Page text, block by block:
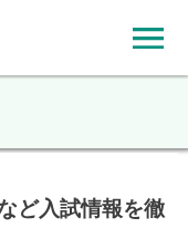
ど入試情報を徹